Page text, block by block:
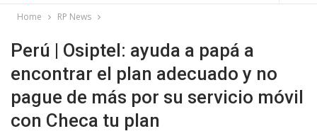
Home RP News
Perú | Osiptel: ayuda a papá a
encontrar el plan adecuado y no
pague de más por su servicio móvil
con Checa tu plan